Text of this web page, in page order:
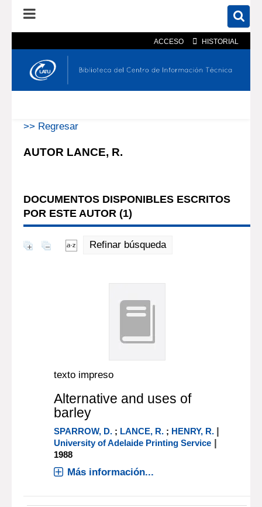
ACCESO HISTORIAL
En el catálogo En el sitio
>> Regresar
AUTOR LANCE, R.
DOCUMENTOS DISPONIBLES ESCRITOS
POR ESTE AUTOR (1)
Refinar búsqueda
texto impreso
Alternative and uses of
barley
SPARROW, D. ; LANCE, R. ; HENRY, R. |
University of Adelaide Printing Service |
1988
Más información...